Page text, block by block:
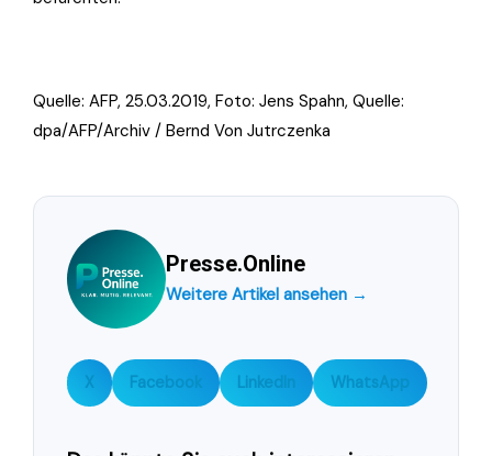
Quelle: AFP, 25.03.2019, Foto: Jens Spahn, Quelle:
dpa/AFP/Archiv / Bernd Von Jutrczenka
Presse.Online
Weitere Artikel ansehen →
X Facebook LinkedIn WhatsApp